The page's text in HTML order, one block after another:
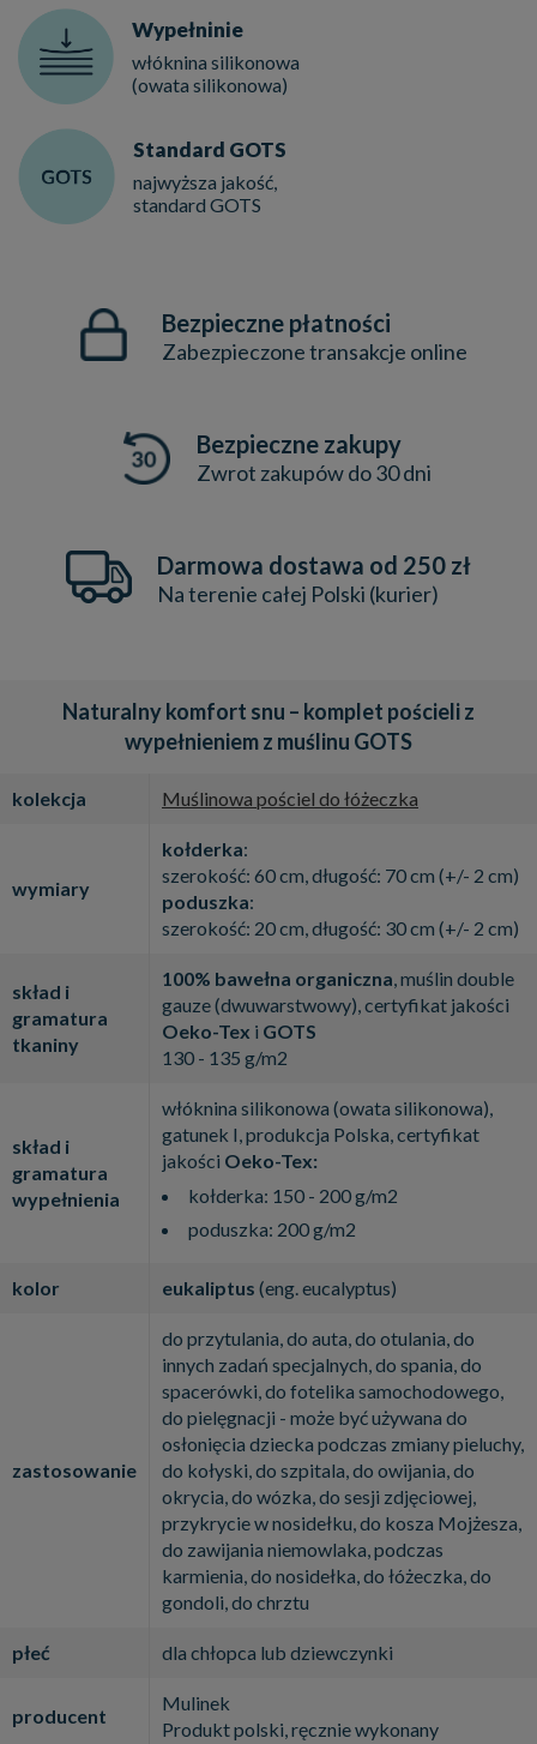
Wypełninie
włóknina silikonowa
(owata silikonowa)
Standard GOTS
najwyższa jakość,
standard GOTS
Bezpieczne płatności
Zabezpieczone transakcje online
Bezpieczne zakupy
Zwrot zakupów do 30 dni
Darmowa dostawa od 250 zł
Na terenie całej Polski (kurier)
Naturalny komfort snu – komplet pościeli z
wypełnieniem z muślinu GOTS
kolekcja Muślinowa pościel do łóżeczka
wymiary
kołderka:
szerokość: 60 cm, długość: 70 cm (+/- 2 cm)
poduszka:
szerokość: 20 cm, długość: 30 cm (+/- 2 cm)
skład i
gramatura
tkaniny
100% bawełna organiczna , muślin double
gauze (dwuwarstwowy), certyfikat jakości
Oeko-Tex i GOTS
130 - 135 g/m2
skład i
gramatura
wypełnienia
włóknina silikonowa (owata silikonowa),
gatunek I, produkcja Polska, certyfikat
jakości Oeko-Tex:
kołderka: 150 - 200 g/m2
poduszka: 200 g/m2
kolor eukaliptus (eng. eucalyptus)
zastosowanie
do przytulania, do auta, do otulania, do
innych zadań specjalnych, do spania, do
spacerówki, do fotelika samochodowego,
do pielęgnacji - może być używana do
osłonięcia dziecka podczas zmiany pieluchy,
do kołyski, do szpitala, do owijania, do
okrycia, do wózka, do sesji zdjęciowej,
przykrycie w nosidełku, do kosza Mojżesza,
do zawijania niemowlaka, podczas
karmienia, do nosidełka, do łóżeczka, do
gondoli, do chrztu
płeć dla chłopca lub dziewczynki
producent
Mulinek
Produkt polski, ręcznie wykonany